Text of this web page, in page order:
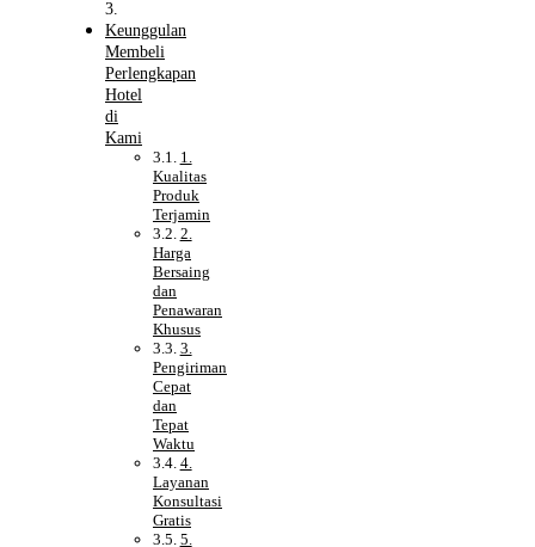
Keunggulan
Membeli
Perlengkapan
Hotel
di
Kami
1.
Kualitas
Produk
Terjamin
2.
Harga
Bersaing
dan
Penawaran
Khusus
3.
Pengiriman
Cepat
dan
Tepat
Waktu
4.
Layanan
Konsultasi
Gratis
5.